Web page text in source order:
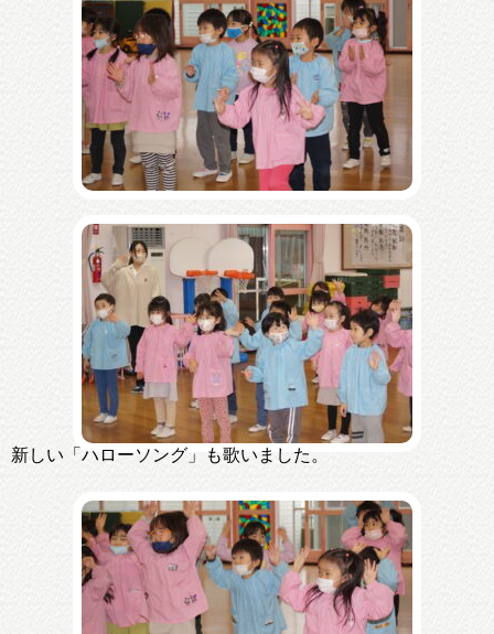
新しい「ハローソング」も歌いました。